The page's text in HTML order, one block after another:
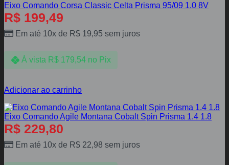
Eixo Comando Corsa Classic Celta Prisma 95/09 1.0 8V
R$ 199,49
Em até 10x de R$ 19,95 sem juros
À vista R$179,54 no Pix
Adicionar ao carrinho
Eixo Comando Agile Montana Cobalt Spin Prisma 1.4 1.8
R$ 229,80
Em até 10x de R$ 22,98 sem juros